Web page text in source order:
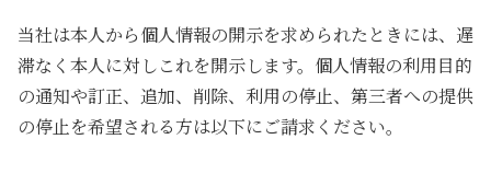
当社は本人から個人情報の開示を求められたときには、遅
滞なく本人に対しこれを開示します。個人情報の利用目的
の通知や訂正、追加、削除、利用の停止、第三者への提供
の停止を希望される方は以下にご請求ください。